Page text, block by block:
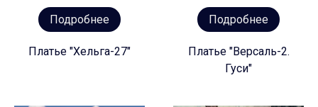
Подробнее
Платье "Хельга-27"
Подробнее
Платье "Версаль-2.
Гуси"